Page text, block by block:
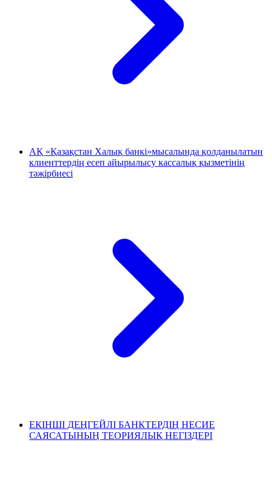
АҚ «Қазақстан Халық банкі»мысалында қолданылатын
клиенттердің есеп айырылысу кассалық қызметінің
тәжірбиесі
ЕКІНШІ ДЕҢГЕЙЛІ БАНКТЕРДІҢ НЕСИЕ
САЯСАТЫНЫҢ ТЕОРИЯЛЫҚ НЕГІЗДЕРІ